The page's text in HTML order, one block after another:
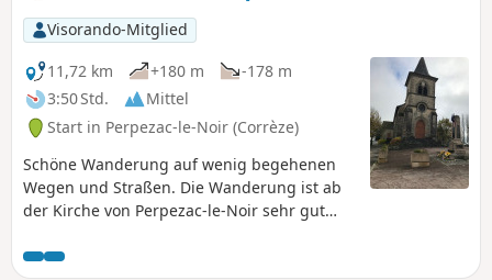
Visorando-Mitglied
11,72 km
+180 m
-178 m
3:50 Std.
Mittel
Start in Perpezac-le-Noir (Corrèze)
Schöne Wanderung auf wenig begehenen
Wegen und Straßen. Die Wanderung ist ab
der Kirche von Perpezac-le-Noir sehr gut